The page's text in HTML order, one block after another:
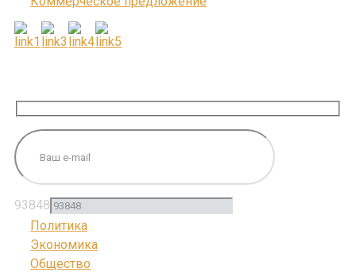
93848
Политика
Экономика
Общество